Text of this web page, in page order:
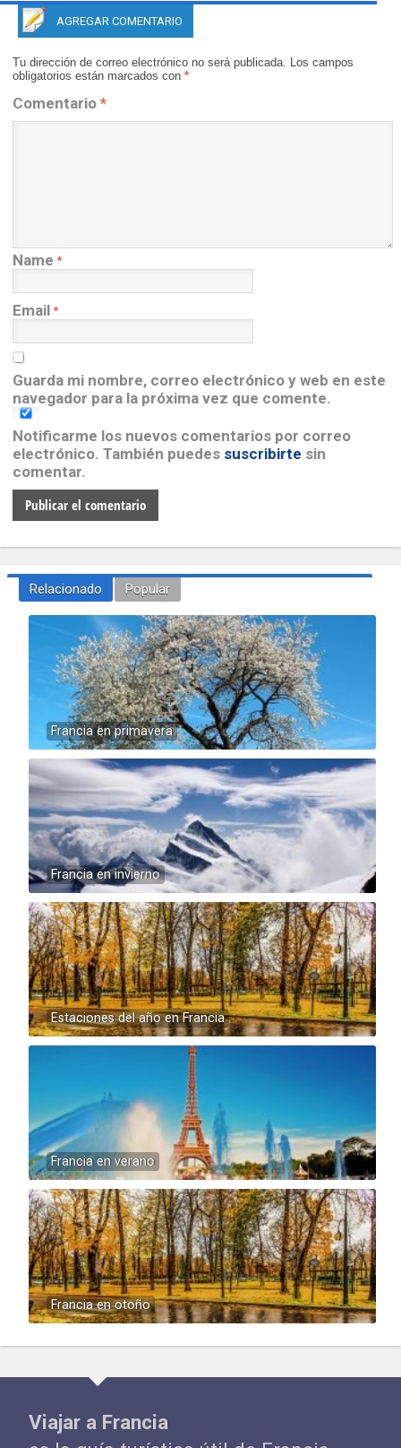
AGREGAR COMENTARIO
Tu dirección de correo electrónico no será publicada. Los campos
obligatorios están marcados con *
Comentario *
Name *
Email *
Guarda mi nombre, correo electrónico y web en este
navegador para la próxima vez que comente.
Notificarme los nuevos comentarios por correo
electrónico. También puedes suscribirte sin
comentar.
Relacionado Popular
Francia en primavera
Francia en invierno
Estaciones del año en Francia
Francia en verano
Francia en otoño
Viajar a Francia